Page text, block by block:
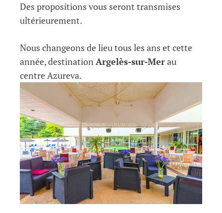
Des propositions vous seront transmises
ultérieurement.
Nous changeons de lieu tous les ans et cette
année, destinationArgelès-sur-Merau
centre Azureva.